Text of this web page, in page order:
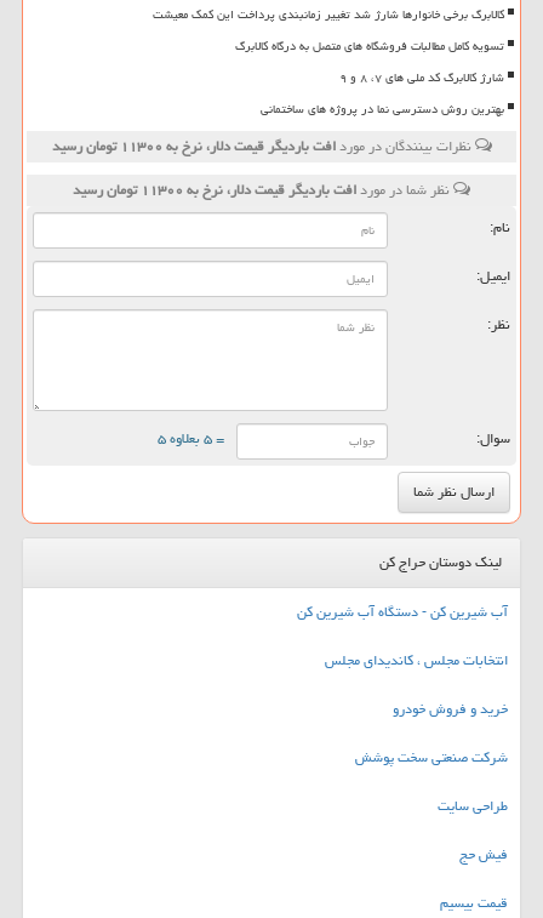
کالابرگ برخی خانوارها شارژ شد تغییر زمانبندی پرداخت این کمک معیشت
تسویه کامل مطالبات فروشگاه های متصل به درگاه کالابرگ
شارژ کالابرگ کد ملی های ۷، ۸ و ۹
بهترین روش دسترسی نما در پروژه های ساختمانی
نظرات بینندگان در موردافت باردیگر قیمت دلار، نرخ به ۱۱۳۰۰ تومان رسید
نظر شما در موردافت باردیگر قیمت دلار، نرخ به ۱۱۳۰۰ تومان رسید
نام:
ایمیل:
نظر:
سوال: = ۵ بعلاوه ۵
لینک دوستان حراج کن
آب شیرین کن - دستگاه آب شیرین کن
انتخابات مجلس ، کاندیدای مجلس
خرید و فروش خودرو
شرکت صنعتی سخت پوشش
طراحی سایت
فیش حج
قیمت بیسیم